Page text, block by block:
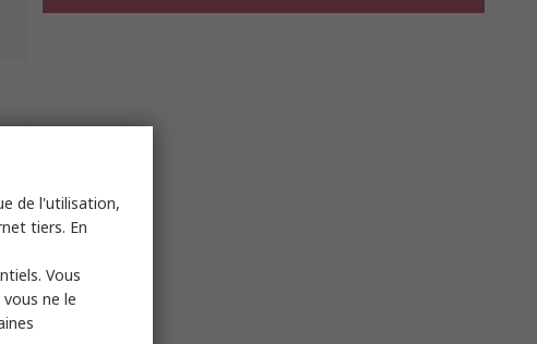
de l'utilisation,
tiers. En
Vous
ne le